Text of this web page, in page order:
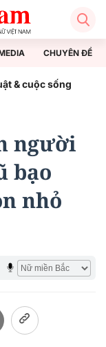
CHUYÊN ĐỀ
& cuộc sống
người
bạo
nhỏ